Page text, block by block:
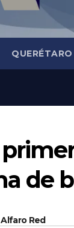
QUERÉTARO
de
Red